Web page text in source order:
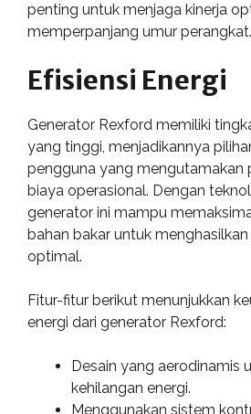
penting untuk menjaga kinerja
memperpanjang umur perangkat.
Efisiensi Energi
Generator Rexford memiliki
yang tinggi, menjadikannya
pengguna yang mengutamakan
biaya operasional. Dengan
generator ini mampu
bahan bakar untuk
optimal.
Fitur-fitur berikut menunjukkan
energi dari generator Rexford:
Desain yang aerodinamis
kehilangan energi.
Menggunakan sistem